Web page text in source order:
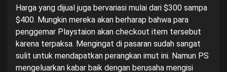
Harga yang dijual juga bervariasi mulai dari $300 sampa
$400. Mungkin mereka akan berharap bahwa para
penggemar Playstaion akan checkout item tersebut
karena terpaksa. Mengingat di pasaran sudah sangat
sulit untuk mendapatkan perangkan imut ini. Namun PS
mengeluarkan kabar baik dengan berusaha mengisi